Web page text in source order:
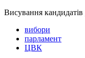
Висування
вибори
парламент
ЦВК